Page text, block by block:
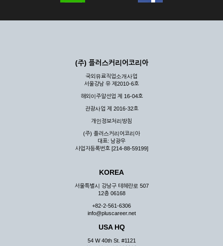
(주) 플러스커리어코리아
국외유료직업소개사업
서울강남 유 제2010-6호
해외이주알선업 제 16-04호
관광사업 제 2016-32호
개인정보처리방침
(주) 플러스커리어코리아
대표: 남광우
사업자등록번호 [214-88-59199]
KOREA
서울특별시 강남구 테헤란로 507
12층 06168
+82-2-561-6306
info@pluscareer.net
USA HQ
54 W 40th St. #1121